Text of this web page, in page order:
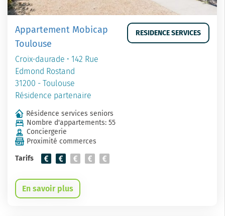
Appartement Mobicap
Toulouse
Croix-daurade • 142 Rue
Edmond Rostand
31200 - Toulouse
Résidence partenaire
RESIDENCE SERVICES
Résidence services seniors
Nombre d'appartements: 55
Conciergerie
Proximité commerces
Tarifs
En savoir plus